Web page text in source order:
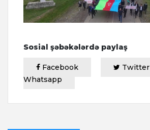
Sosial şəbəkələrdə paylaş
Facebook
Twitter
Whatsapp